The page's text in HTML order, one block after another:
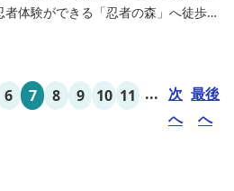
体験ができる「忍者の森」へ徒歩５
肌触りで美肌効果も期待できます。
6 7 8 9 10 11 ... 次
へ
最後
へ